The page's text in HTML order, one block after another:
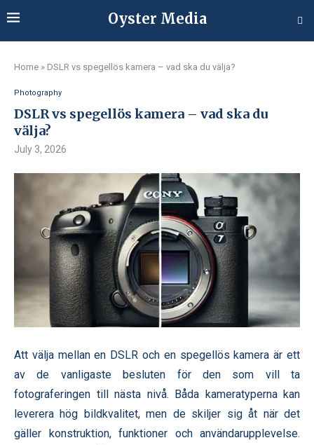
Oyster Media
Home » DSLR vs spegellös kamera – vad ska du välja?
Photography
DSLR vs spegellös kamera – vad ska du
välja?
July 3, 2026
Att välja mellan en DSLR och en spegellös kamera är ett
av de vanligaste besluten för den som vill ta
fotograferingen till nästa nivå. Båda kameratyperna kan
leverera hög bildkvalitet, men de skiljer sig åt när det
gäller konstruktion, funktioner och användarupplevelse.